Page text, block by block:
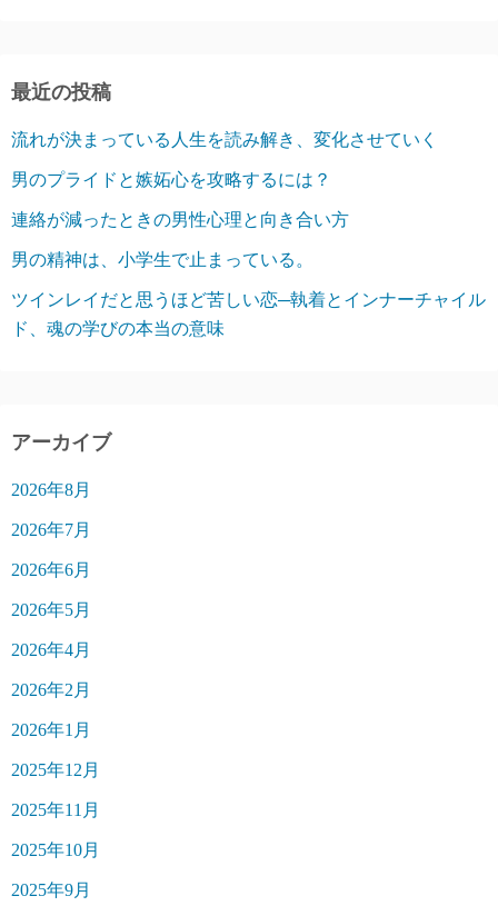
最近の投稿
流れが決まっている人生を読み解き、変化させていく
男のプライドと嫉妬心を攻略するには？
連絡が減ったときの男性心理と向き合い方
男の精神は、小学生で止まっている。
ツインレイだと思うほど苦しい恋─執着とインナーチャイル
ド、魂の学びの本当の意味
アーカイブ
2026年8月
2026年7月
2026年6月
2026年5月
2026年4月
2026年2月
2026年1月
2025年12月
2025年11月
2025年10月
2025年9月